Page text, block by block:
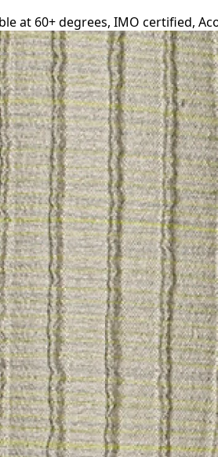
at 60+ degrees, IMO certified,